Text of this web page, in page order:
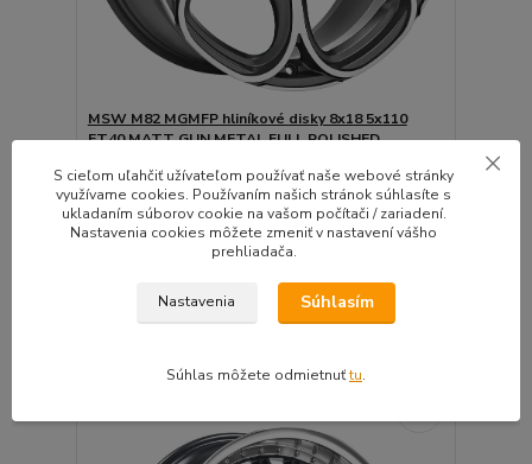
MSW M82 MGMFP hliníkové disky 8x18 5x110
ET40 MATT GUN METAL FULL POLISHED
Kvalitné disky svetoznámeho výrobcu OZ výbornej
k...
Do 10 dní | Doprava
zadarmo
Pridať do košíka
S cieľom uľahčiť užívateľom používať naše webové stránky
využívame cookies. Používaním našich stránok súhlasíte s
ukladaním súborov cookie na vašom počítači / zariadení.
Nastavenia cookies môžete zmeniť v nastavení vášho
prehliadača.
Nastavenia Súhlasím
Súhlas môžete odmietnuťtu.